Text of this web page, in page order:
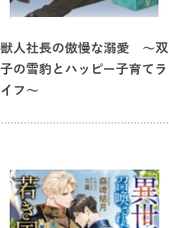
獣人社長の傲慢な溺愛 ～双
子の雪豹とハッピー子育てラ
イフ～